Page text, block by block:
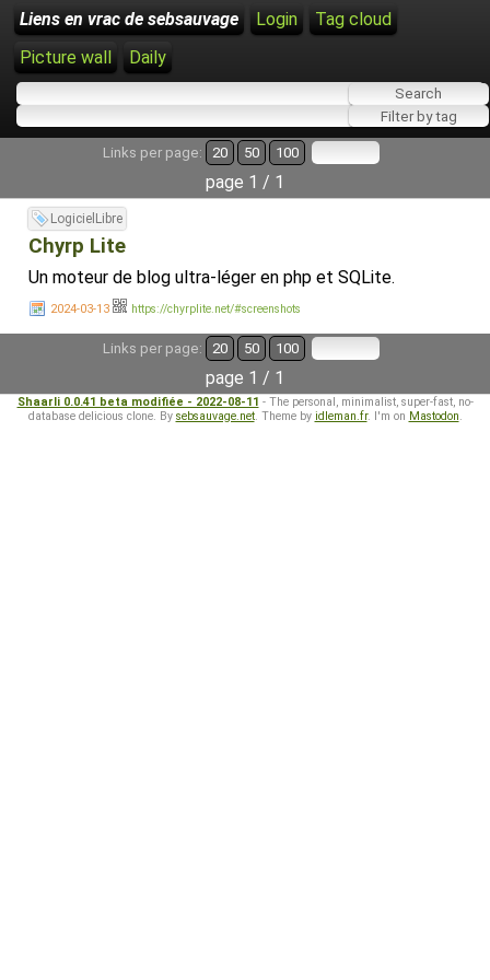
Liens en vrac de sebsauvage Login
Tag cloud
Picture wall
Daily
Links per page: 20 50 100
page 1 / 1
LogicielLibre
Chyrp Lite
Un moteur de blog ultra-léger en php et SQLite.
2024-03-13 https://chyrplite.net/#screenshots
Links per page: 20 50 100
page 1 / 1
Shaarli 0.0.41 beta modifiée - 2022-08-11 - The personal, minimalist, super-fast, no-
database delicious clone. By sebsauvage.net. Theme by idleman.fr. I'm on Mastodon.